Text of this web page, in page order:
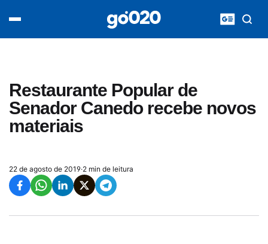
Restaurante Popular de
Senador Canedo recebe novos
materiais
22 de agosto de 2019·2 min de leitura
acontece agora
entretenimento
vídeos
pod020